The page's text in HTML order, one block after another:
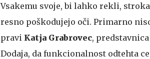
Vsakemu svoje, bi lahko rekli,
resno poškodujejo oči. Primarno
pravi Katja Grabrovec,
Dodaja, da funkcionalnost odtehta